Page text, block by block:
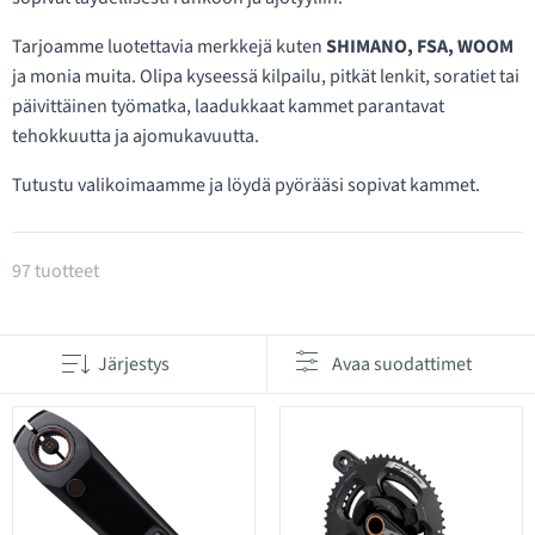
Tarjoamme luotettavia merkkejä kutenSHIMANO, FSA, WOOM
ja monia muita. Olipa kyseessä kilpailu, pitkät lenkit, soratiet tai
päivittäinen työmatka, laadukkaat kammet parantavat
tehokkuutta ja ajomukavuutta.
Tutustu valikoimaamme ja löydä pyörääsi sopivat kammet.
Tuotteet kategoriassa Kammet
97 tuotteet
Järjestys Avaa suodattimet